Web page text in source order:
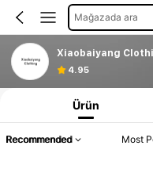
Mağazada ara
Xiaobaiyang
4.95
Ürün
Recommended Most